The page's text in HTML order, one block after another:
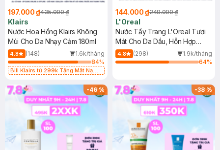
197.000 ₫435.000 ₫
Klairs
Nước Hoa Hồng Klairs Không
Mùi Cho Da Nhạy Cảm 180ml
4.8 (148)
1.6k/tháng
84%
Bill Klairs từ 299k Tặng Mặt Nạ
25ml (SL Có Hạn)
144.000 ₫249.000 ₫
L'Oreal
Nước Tẩy Trang L'Oreal Tươi
Mát Cho Da Dầu, Hỗn Hợp
400ml
4.8 (298)
1.9k/tháng
64%
-46% -38%